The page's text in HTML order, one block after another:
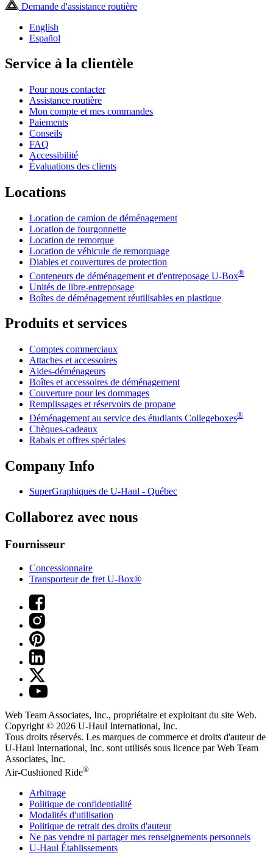
Demande d'assistance routière
English
Español
Service à la clientèle
Pour nous contacter
Assistance routière
Mon compte et mes commandes
Paiements
Conseils
FAQ
Accessibilité
Évaluations des clients
Locations
Location de camion de déménagement
Location de fourgonnette
Location de remorque
Location de véhicule de remorquage
Diables et couvertures de protection
Conteneurs de déménagement et d'entreposage U-Box®
Unités de libre-entreposage
Boîtes de déménagement réutilisables en plastique
Produits et services
Comptes commerciaux
Attaches et accessoires
Aides-déménageurs
Boîtes et accessoires de déménagement
Couverture pour les dommages
Remplissages et réservoirs de propane
Déménagement au service des étudiants Collegeboxes®
Chèques-cadeaux
Rabais et offres spéciales
Company Info
SuperGraphiques de U-Haul - Québec
Collaborez avec nous
Fournisseur
Concessionnaire
Transporteur de fret U-Box®
Web Team Associates, Inc., propriétaire et exploitant du site Web.
Copyright © 2026 U-Haul International, Inc.
Tous droits réservés. Les marques de commerce et droits d'auteur de
U-Haul International, Inc. sont utilisés sous licence par Web Team
Associates, Inc.
Air-Cushioned Ride®
Arbitrage
Politique de confidentialité
Modalités d'utilisation
Politique de retrait des droits d'auteur
Ne pas vendre ni partager mes renseignements personnels
U-Haul Établissements